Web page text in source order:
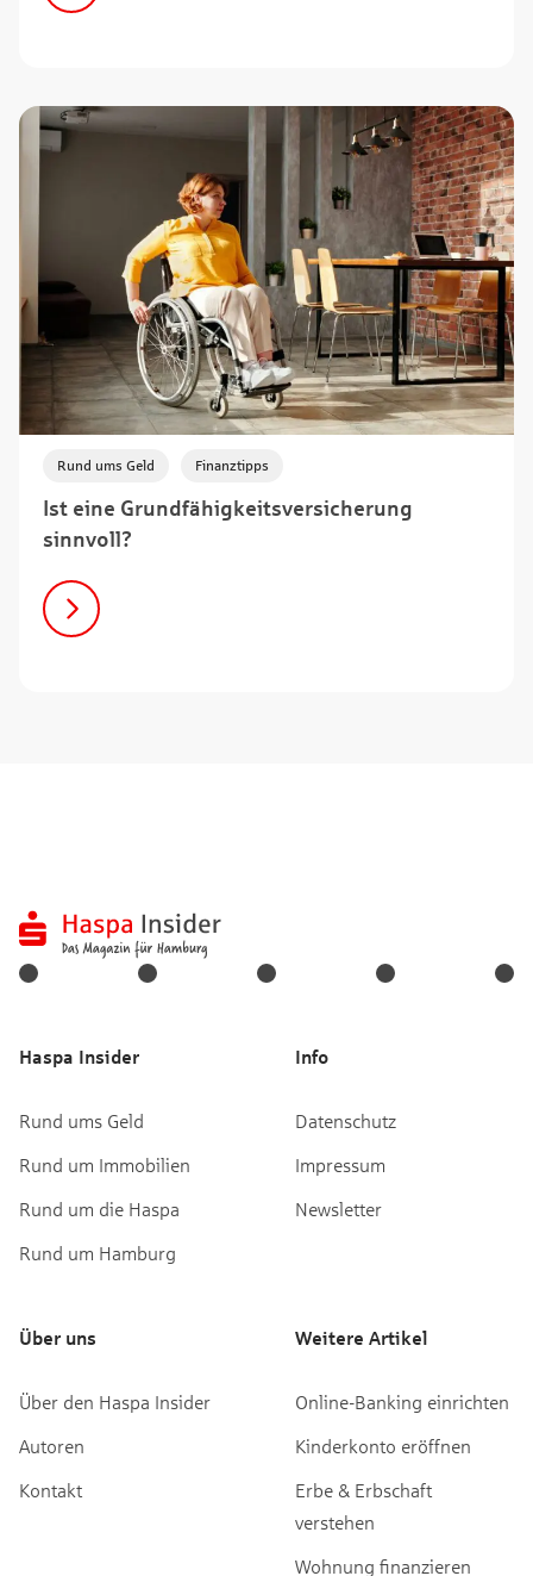
Ist eine Grundfähigkeitsversicherung
sinnvoll?
Rund ums Geld Finanztipps
Haspa Insider
Rund ums Geld
Rund um Immobilien
Rund um die Haspa
Rund um Hamburg
Info
Datenschutz
Impressum
Newsletter
Über uns
Über den Haspa Insider
Autoren
Kontakt
Weitere Artikel
Online-Banking einrichten
Kinderkonto eröffnen
Erbe & Erbschaft
verstehen
Wohnung finanzieren